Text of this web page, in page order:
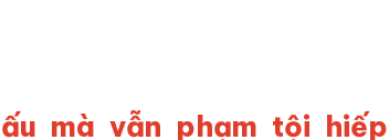
mà vẫn phạm tội hiếp